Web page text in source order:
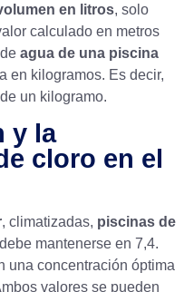
en litros, solo
calculado en metros
agua de una piscina
en kilogramos. Es decir,
un kilogramo.
y la
cloro en el
, climatizadas, piscinas de
debe mantenerse en 7,4.
una concentración óptima
valores se pueden